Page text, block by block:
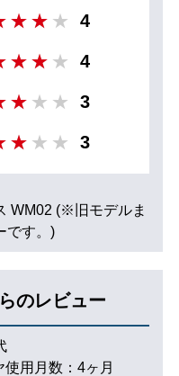
4
4
3
3
WM02 (※旧モデルま
です。)
のレビュー
使用月数： 4ヶ月